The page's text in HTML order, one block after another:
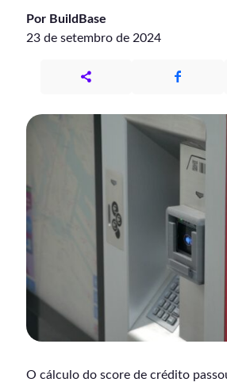
Por BuildBase
23 de setembro de 2024
O cálculo do score de crédito